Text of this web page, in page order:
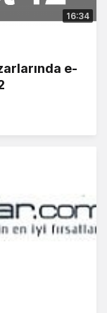
e-
16:34